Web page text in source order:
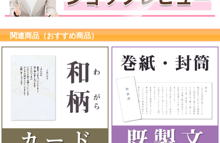
関連商品（おすすめ商品）